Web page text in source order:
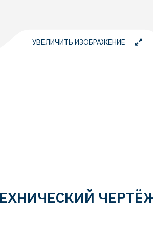
УВЕЛИЧИТЬ ИЗОБРАЖЕНИЕ